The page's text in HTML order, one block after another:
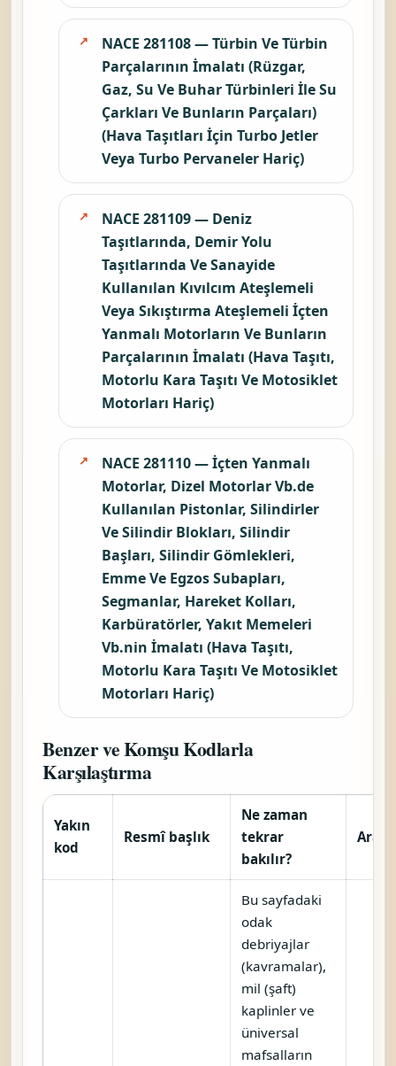
NACE 281108 — Türbin Ve Türbin
Parçalarının İmalatı (Rüzgar,
Gaz, Su Ve Buhar Türbinleri İle Su
Çarkları Ve Bunların Parçaları)
(Hava Taşıtları İçin Turbo Jetler
Veya Turbo Pervaneler Hariç)
NACE 281109 — Deniz
Taşıtlarında, Demir Yolu
Taşıtlarında Ve Sanayide
Kullanılan Kıvılcım Ateşlemeli
Veya Sıkıştırma Ateşlemeli İçten
Yanmalı Motorların Ve Bunların
Parçalarının İmalatı (Hava Taşıtı,
Motorlu Kara Taşıtı Ve Motosiklet
Motorları Hariç)
NACE 281110 — İçten Yanmalı
Motorlar, Dizel Motorlar Vb.de
Kullanılan Pistonlar, Silindirler
Ve Silindir Blokları, Silindir
Başları, Silindir Gömlekleri,
Emme Ve Egzos Subapları,
Segmanlar, Hareket Kolları,
Karbüratörler, Yakıt Memeleri
Vb.nin İmalatı (Hava Taşıtı,
Motorlu Kara Taşıtı Ve Motosiklet
Motorları Hariç)
Benzer ve Komşu Kodlarla
Karşılaştırma
Yakın
kod
Resmî başlık
Ne zaman
tekrar
bakılır?
Araç
Bu sayfadaki
odak
debriyajlar
(kavramalar),
mil (şaft)
kaplinler ve
üniversal
mafsalların